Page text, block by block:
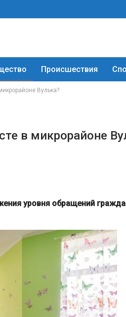
Происшествия
Вулька?
в микрорайоне
уровня обращений